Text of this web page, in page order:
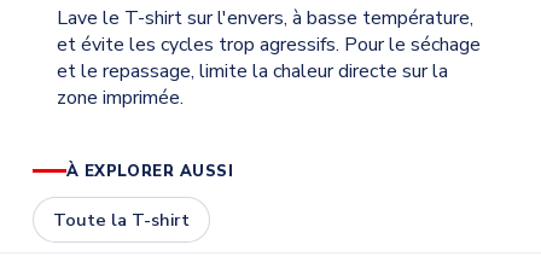
Lave le T-shirt sur l'envers, à basse température,
et évite les cycles trop agressifs. Pour le séchage
et le repassage, limite la chaleur directe sur la
zone imprimée.
À EXPLORER AUSSI
Toute la T-shirt